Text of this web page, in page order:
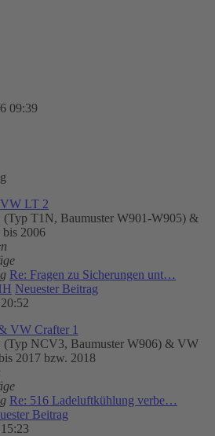
09:39
LT 2
(Typ T1N, Baumuster W901-W905) &
2006
Re: Fragen zu Sicherungen unt…
Neuester Beitrag
VW Crafter 1
(Typ NCV3, Baumuster W906) & VW
2017 bzw. 2018
Re: 516 Ladeluftkühlung verbe…
Beitrag